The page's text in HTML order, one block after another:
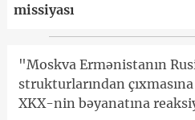
missiyası
"Moskva Ermənistanın
strukturlarından
XKX-nin bəyanatına